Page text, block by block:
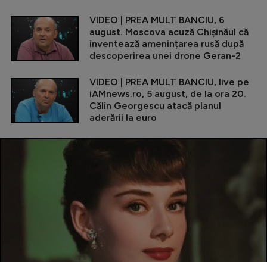
VIDEO | PREA MULT BANCIU, 6
august. Moscova acuză Chișinăul că
inventează amenințarea rusă după
descoperirea unei drone Geran-2
VIDEO | PREA MULT BANCIU, live pe
iAMnews.ro, 5 august, de la ora 20.
Călin Georgescu atacă planul
aderării la euro